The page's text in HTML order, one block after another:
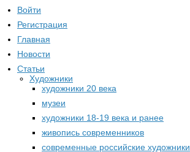
Войти
Регистрация
Главная
Новости
Статьи
Художники
художники 20 века
музеи
художники 18-19 века и ранее
живопись современников
современные российские художники